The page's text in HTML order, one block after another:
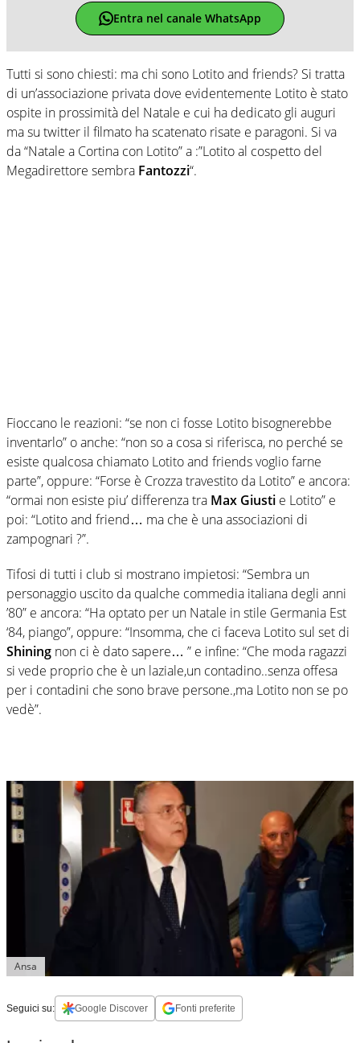
Entra nel canale WhatsApp
Tutti si sono chiesti: ma chi sono Lotito and friends? Si tratta
di un’associazione privata dove evidentemente Lotito è stato
ospite in prossimità del Natale e cui ha dedicato gli auguri
ma su twitter il filmato ha scatenato risate e paragoni. Si va
da “Natale a Cortina con Lotito” a :”Lotito al cospetto del
Megadirettore sembra Fantozzi“.
Fioccano le reazioni: “se non ci fosse Lotito bisognerebbe
inventarlo” o anche: “non so a cosa si riferisca, no perché se
esiste qualcosa chiamato Lotito and friends voglio farne
parte”, oppure: “Forse è Crozza travestito da Lotito” e ancora:
“ormai non esiste piu’ differenza tra Max Giusti e Lotito” e
poi: “Lotito and friend… ma che è una associazioni di
zampognari ?”.
Tifosi di tutti i club si mostrano impietosi: “Sembra un
personaggio uscito da qualche commedia italiana degli anni
’80” e ancora: “Ha optato per un Natale in stile Germania Est
‘84, piango”, oppure: “Insomma, che ci faceva Lotito sul set di
Shining non ci è dato sapere… ” e infine: “Che moda ragazzi
si vede proprio che è un laziale,un contadino..senza offesa
per i contadini che sono brave persone.,ma Lotito non se po
vedè”.
Ansa
Seguici su: Google Discover Fonti preferite